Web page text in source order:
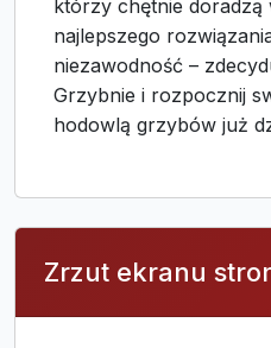
którzy chętnie doradzą
najlepszego
niezawodność –
Grzybnie i rozpocznij
hodowlą grzybów już
Zrzut ekranu